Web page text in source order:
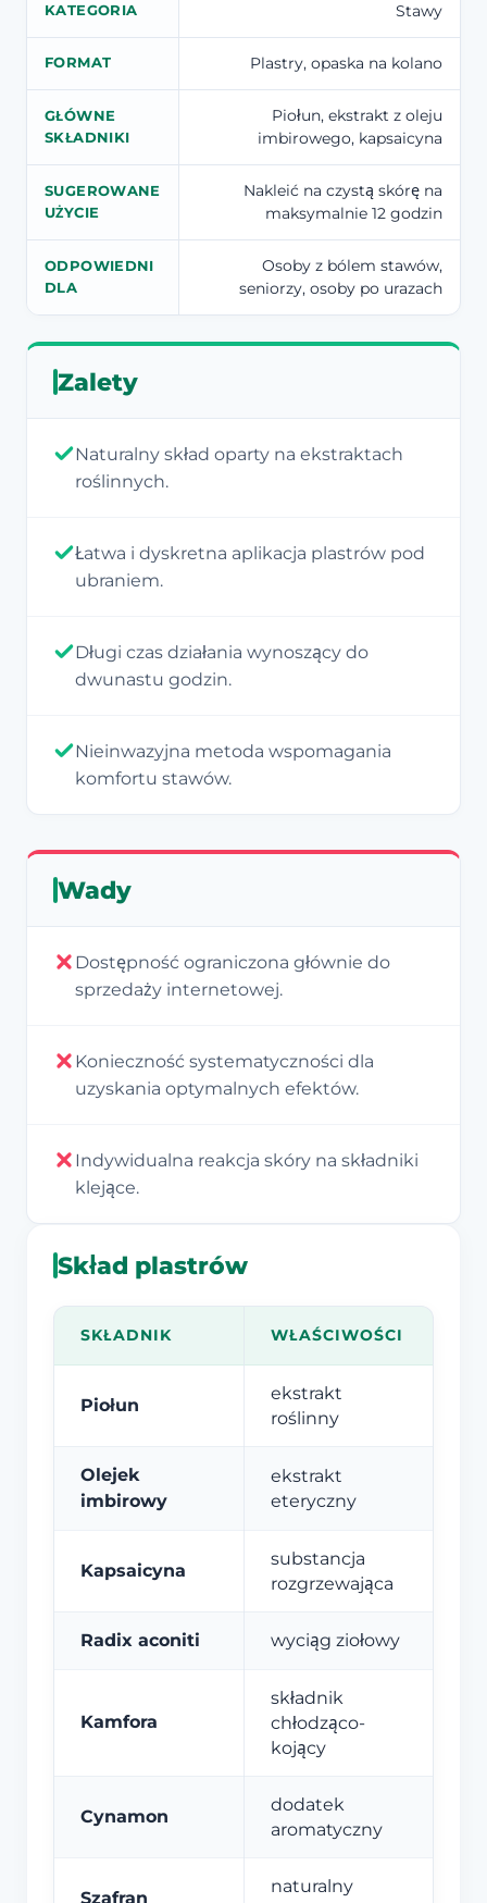
KATEGORIA Stawy
FORMAT Plastry, opaska na kolano
GŁÓWNE
SKŁADNIKI
Piołun, ekstrakt z oleju
imbirowego, kapsaicyna
SUGEROWANE
UŻYCIE
Nakleić na czystą skórę na
maksymalnie 12 godzin
ODPOWIEDNI
DLA
Osoby z bólem stawów,
seniorzy, osoby po urazach
Zalety
Naturalny skład oparty na ekstraktach
roślinnych.
Łatwa i dyskretna aplikacja plastrów pod
ubraniem.
Długi czas działania wynoszący do
dwunastu godzin.
Nieinwazyjna metoda wspomagania
komfortu stawów.
Wady
Dostępność ograniczona głównie do
sprzedaży internetowej.
Konieczność systematyczności dla
uzyskania optymalnych efektów.
Indywidualna reakcja skóry na składniki
klejące.
Skład plastrów
SKŁADNIK WŁAŚCIWOŚCI
Piołun
ekstrakt
roślinny
Olejek
imbirowy
ekstrakt
eteryczny
Kapsaicyna
substancja
rozgrzewająca
Radix aconiti wyciąg ziołowy
Kamfora
składnik
chłodząco-
kojący
Cynamon
dodatek
aromatyczny
Szafran
naturalny